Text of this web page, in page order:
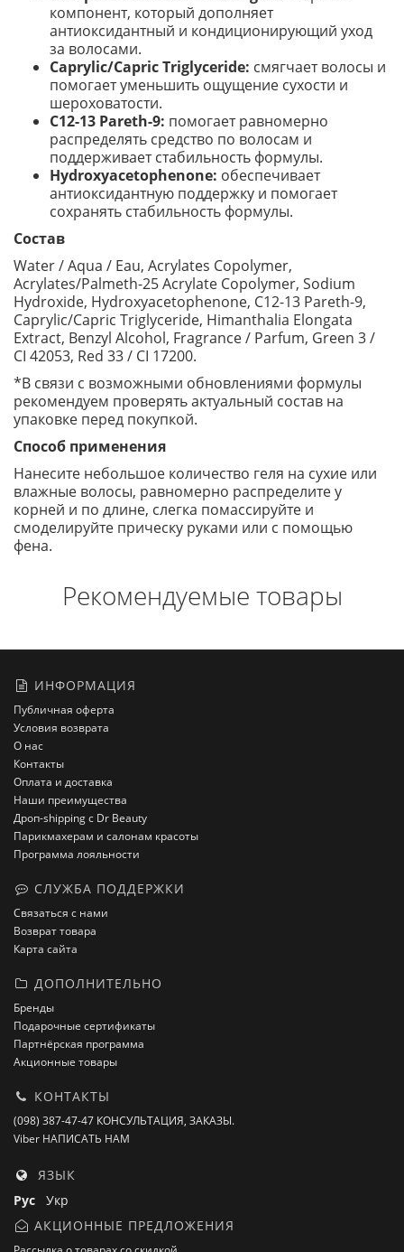
компонент, который дополняет
антиоксидантный и кондиционирующий уход
за волосами.
Caprylic/Capric Triglyceride: смягчает волосы и
помогает уменьшить ощущение сухости и
шероховатости.
C12-13 Pareth-9: помогает равномерно
распределять средство по волосам и
поддерживает стабильность формулы.
Hydroxyacetophenone: обеспечивает
антиоксидантную поддержку и помогает
сохранять стабильность формулы.
Состав
Water / Aqua / Eau, Acrylates Copolymer,
Acrylates/Palmeth-25 Acrylate Copolymer, Sodium
Hydroxide, Hydroxyacetophenone, C12-13 Pareth-9,
Caprylic/Capric Triglyceride, Himanthalia Elongata
Extract, Benzyl Alcohol, Fragrance / Parfum, Green 3 /
CI 42053, Red 33 / CI 17200.
*В связи с возможными обновлениями формулы
рекомендуем проверять актуальный состав на
упаковке перед покупкой.
Способ применения
Нанесите небольшое количество геля на сухие или
влажные волосы, равномерно распределите у
корней и по длине, слегка помассируйте и
смоделируйте прическу руками или с помощью
фена.
Рекомендуемые товары
ИНФОРМАЦИЯ
Публичная оферта
Условия возврата
О нас
Контакты
Оплата и доставка
Наши преимущества
Дроп-shipping с Dr Beauty
Парикмахерам и салонам красоты
Программа лояльности
СЛУЖБА ПОДДЕРЖКИ
Связаться с нами
Возврат товара
Карта сайта
ДОПОЛНИТЕЛЬНО
Бренды
Подарочные сертификаты
Партнёрская программа
Акционные товары
КОНТАКТЫ
(098) 387-47-47 КОНСУЛЬТАЦИЯ, ЗАКАЗЫ.
Viber НАПИСАТЬ НАМ
ЯЗЫК
Рус Укр
АКЦИОННЫЕ ПРЕДЛОЖЕНИЯ